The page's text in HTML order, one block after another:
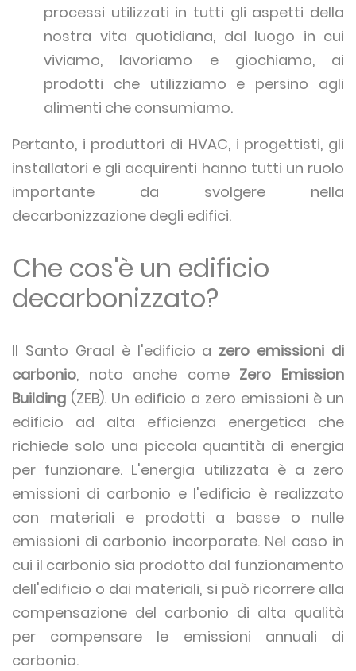
processi utilizzati in tutti gli aspetti della
nostra vita quotidiana, dal luogo in cui
viviamo, lavoriamo e giochiamo, ai
prodotti che utilizziamo e persino agli
alimenti che consumiamo.
Pertanto, i produttori di HVAC, i progettisti, gli
installatori e gli acquirenti hanno tutti un ruolo
importante da svolgere nella
decarbonizzazione degli edifici.
Che cos'è un edificio
decarbonizzato?
Il Santo Graal è l'edificio a zero emissioni di
carbonio, noto anche comeZero Emission
Building (ZEB). Un edificio a zero emissioni è un
edificio ad alta efficienza energetica che
richiede solo una piccola quantità di energia
per funzionare. L'energia utilizzata è a zero
emissioni di carbonio e l'edificio è realizzato
con materiali e prodotti a basse o nulle
emissioni di carbonio incorporate. Nel caso in
cui il carbonio sia prodotto dal funzionamento
dell'edificio o dai materiali, si può ricorrere alla
compensazione del carbonio di alta qualità
per compensare le emissioni annuali di
carbonio.